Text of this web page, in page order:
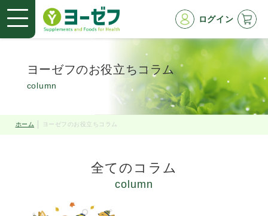
ログイン
ヨーゼフのお役立ちコラム
column
ホーム ヨーゼフのお役立ちコラム
全てのコラム
column